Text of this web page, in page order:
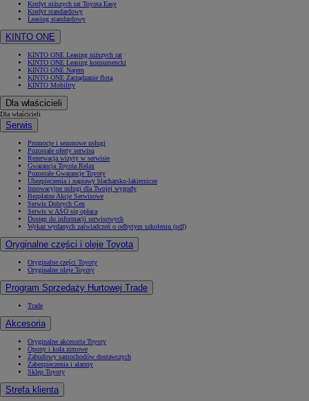
Kredyt niższych rat Toyota Easy
Kredyt standardowy
Leasing standardowy
KINTO ONE
KINTO ONE Leasing niższych rat
KINTO ONE Leasing konsumencki
KINTO ONE Najem
KINTO ONE Zarządzanie flotą
KINTO Mobility
Dla właścicieli
Dla właścicieli
Serwis
Promocje i sezonowe usługi
Pozostałe oferty serwisu
Rezerwacja wizyty w serwisie
Gwarancja Toyota Relax
Pozostałe Gwarancje Toyoty
Ubezpieczenia i naprawy blacharsko-lakiernicze
Innowacyjne usługi dla Twojej wygody
Bezpłatne Akcje Serwisowe
Serwis Dobrych Cen
Serwis w ASO się opłaca
Dostęp do informacji serwisowych
Wykaz wydanych zaświadczeń o odbytym szkoleniu (pdf)
Oryginalne części i oleje Toyota
Oryginalne części Toyoty
Oryginalne oleje Toyoty
Program Sprzedaży Hurtowej Trade
Trade
Akcesoria
Oryginalne akcesoria Toyoty
Opony i koła zimowe
Zabudowy samochodów dostawczych
Zabezpieczenia i alarmy
Sklep Toyoty
Strefa klienta